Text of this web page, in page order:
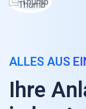
ALLES AUS
Ihre